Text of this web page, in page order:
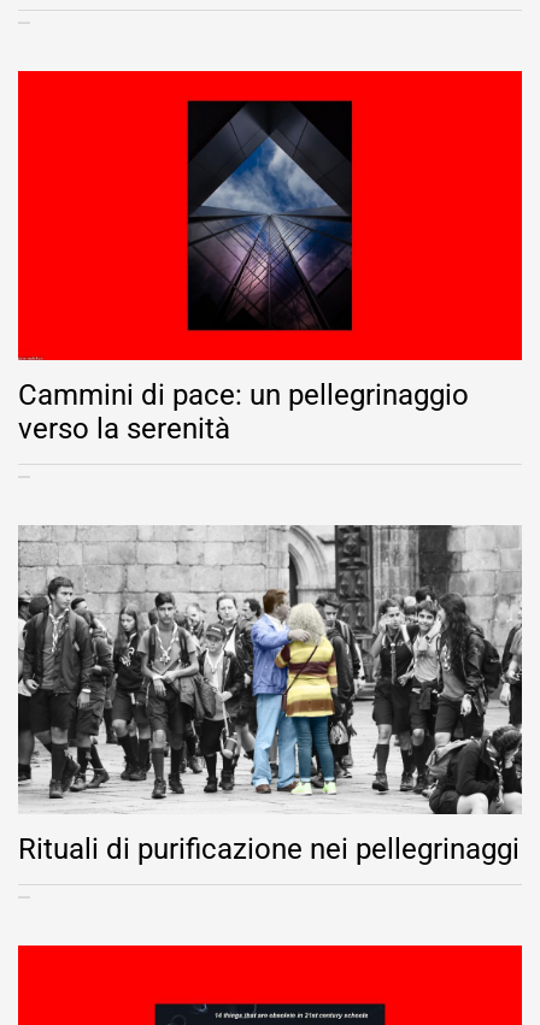
Cammini di pace: un pellegrinaggio
verso la serenità
Rituali di purificazione nei pellegrinaggi